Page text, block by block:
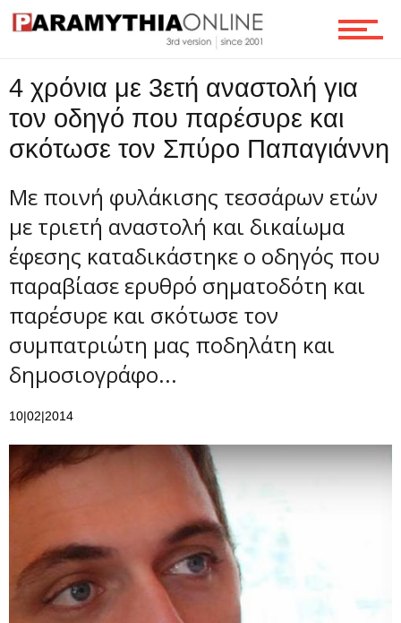
Επικοινωνία
4 χρόνια με 3ετή αναστολή για
τον οδηγό που παρέσυρε και
σκότωσε τον Σπύρο Παπαγιάννη
Με ποινή φυλάκισης τεσσάρων ετών
με τριετή αναστολή και δικαίωμα
έφεσης καταδικάστηκε ο οδηγός που
παραβίασε ερυθρό σηματοδότη και
παρέσυρε και σκότωσε τον
συμπατριώτη μας ποδηλάτη και
δημοσιογράφο...
10|02|2014